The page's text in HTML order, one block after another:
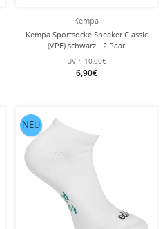
Kempa
Kempa Sportsocke Sneaker Classic
(VPE) schwarz - 2 Paar
UVP: 10,00€
6,90€
NEU